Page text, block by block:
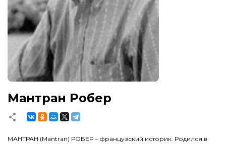
Мантран Робер
МАНТРАН (Mantran) РОБЕР – французский историк. Родился в